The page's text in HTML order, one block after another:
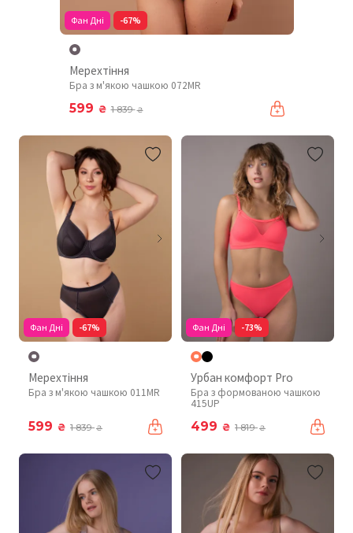
Фан Дні -67%
Мерехтіння
Бра з м'якою чашкою 072MR
599 ₴ 1 839₴
Фан Дні -67%
Мерехтіння
Бра з м'якою чашкою 011MR
599 ₴ 1 839₴
Фан Дні -73%
Урбан комфорт Pro
Бра з формованою чашкою
415UP
499 ₴ 1 819₴